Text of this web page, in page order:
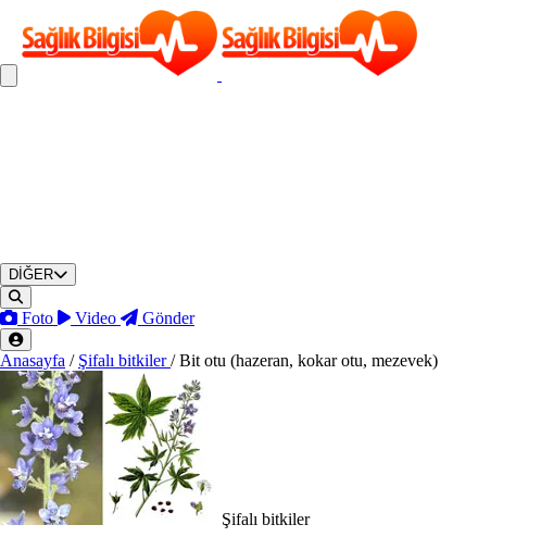
DİĞER
Foto Video Gönder
Anasayfa / Şifalı bitkiler/ Bit otu (hazeran, kokar otu, mezevek)
Şifalı bitkiler